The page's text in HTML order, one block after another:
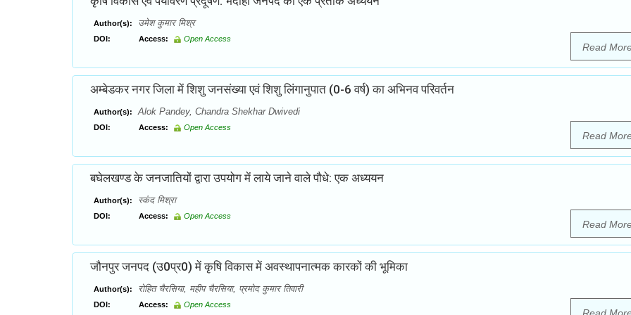
Author(s): उमेश कुमार मिश्र
DOI: Access: Open Access
Read
अम्बेडकर नगर जिला में शिशु जनसंख्या एवं शिशु लिंगानुपात (0-6 वर्ष) का अभिनव परिवर्तन
Author(s): Alok Pandey, Chandra Shekhar Dwivedi
DOI: Access: Open Access
Read
बघेलखण्ड के जनजातियों द्वारा उपयोग में लाये जाने वाले पौधे: एक अध्ययन
Author(s): स्कंद मिश्रा
DOI: Access: Open Access
Read
जौनपुर जनपद (उ0प्र0) में कृषि विकास में अवस्थापनात्मक कारकों की भूमिका
Author(s): रोहित चैरसिया, महीप चैरसिया, प्रमोद कुमार तिवारी
DOI: Access: Open Access